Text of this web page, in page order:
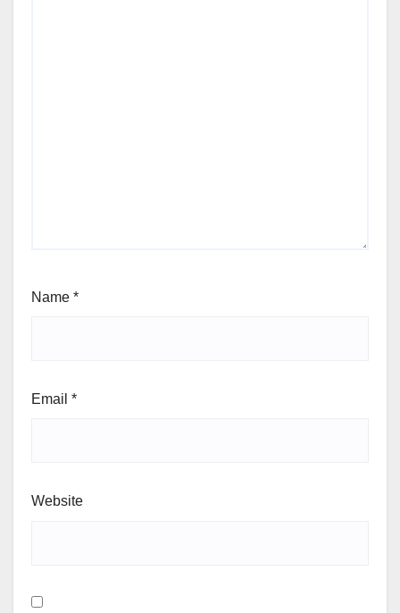
Name *
Email *
Website